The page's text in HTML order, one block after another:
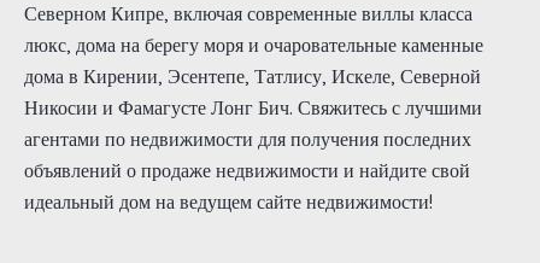
Северном Кипре, включая современные виллы класса
люкс, дома на берегу моря и очаровательные каменные
дома в Кирении, Эсентепе, Татлису, Искеле, Северной
Никосии и Фамагусте Лонг Бич. Свяжитесь с лучшими
агентами по недвижимости для получения последних
объявлений о продаже недвижимости и найдите свой
идеальный дом на ведущем сайте недвижимости!